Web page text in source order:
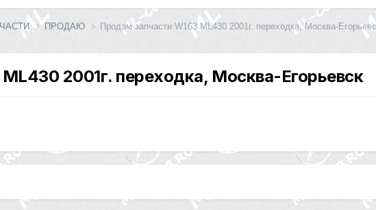
ПРОДАЮ Продам запчасти W163 ML430 2001г. переходка, Москва-
2001г. переходка, Москва-Егорьевск